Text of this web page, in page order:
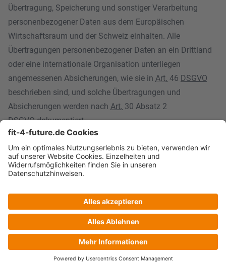
Übertragung, Speicherung und sonstiger Verarbeitung
personenbezogener Daten aus dem Europäischen
Wirtschaftsraum und der Schweiz einhalten. Alle
Übertragungen personenbezogener Daten an ein Drittland
oder eine internationale Organisation unterliegen
angemessenen Absicherungen, wie sie in Art. 46 DSGVO
beschrieben sind, und solche Übertragungen und
Absicherungen werden nach Art. 30 Absatz 2
DSGVOdokumentiert.
e) Einsatz und Verwendung der Suchmaschine Algolia
Wir nutzen die „Algolia“-Suche". Die Suchmaschine
„Algolia“ verfügt über eine sogenannte
https://www.algolia.com/pdf/DPA-latest.pdf
Bei der Suche mit Algolia werden die folgenden
Besucherdaten von Algolia gespeichert: